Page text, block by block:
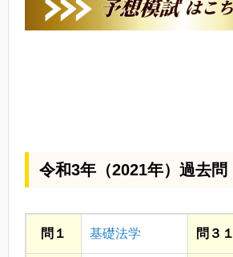
令和3年（2021年）過去問
問１ 基礎法学 問３１